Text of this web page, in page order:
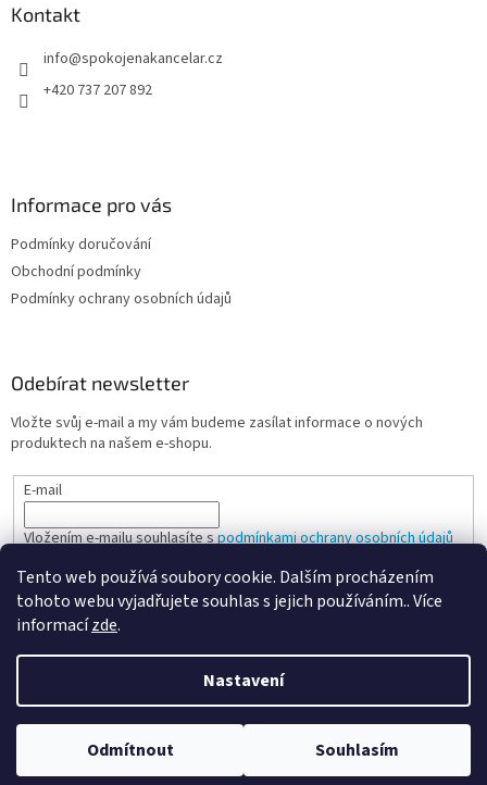
Tento web používá soubory cookie. Dalším procházením
tohoto webu vyjadřujete souhlas s jejich používáním.. Více
informacízde.
Nastavení
Odmítnout Souhlasím
Kontakt
info@spokojenakancelar.cz
+420 737 207 892
Informace pro vás
Podmínky doručování
Obchodní podmínky
Podmínky ochrany osobních údajů
Odebírat newsletter
Vložte svůj e-mail a my vám budeme zasílat informace o nových
produktech na našem e-shopu.
E-mail
Vložením e-mailu souhlasíte spodmínkami ochrany osobních údajů
PŘIHLÁSIT SE
Vytvořil Shoptet
Copyright 2026Spokojená kancelář . Všechna práva vyhrazena.